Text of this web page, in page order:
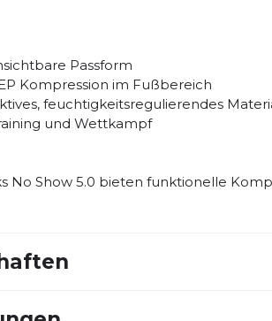
für den Laufsport
Passform
Kompression im Fußbereich
feuchtigkeitsregulierendes
und Wettkampf
No Show 5.0 bieten funktionelle